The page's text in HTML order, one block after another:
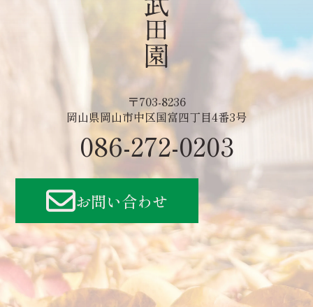
〒703-8236
岡山県岡山市中区国富四丁目4番3号
086-272-0203
お問い合わせ